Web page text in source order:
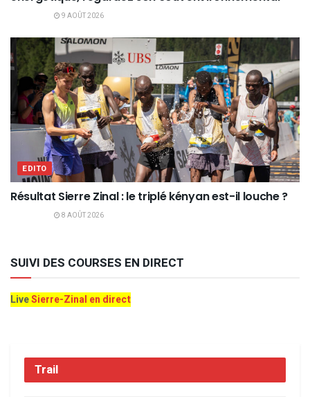
9 AOÛT 2026
EDITO
Résultat Sierre Zinal : le triplé kényan est-il louche ?
8 AOÛT 2026
SUIVI DES COURSES EN DIRECT
LiveSierre-Zinal en direct
Trail